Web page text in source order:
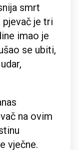
smrt
pjevač je tri
imao je
se ubiti,
na ovim
vječne.